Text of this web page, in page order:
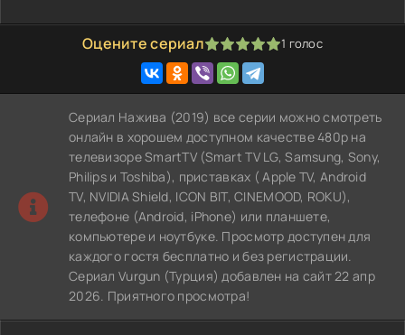
Оцените сериал
1 2 3 4 5 1 голос
Сериал Нажива (2019) все серии можно смотреть
онлайн в хорошем доступном качестве 480p на
телевизоре SmartTV (Smart TV LG, Samsung, Sony,
Philips и Toshiba), приставках ( Apple TV, Android
TV, NVIDIA Shield, ICON BIT, CINEMOOD, ROKU),
телефоне (Android, iPhone) или планшете,
компьютере и ноутбуке. Просмотр доступен для
каждого гостя бесплатно и без регистрации.
Сериал Vurgun (Турция) добавлен на сайт 22 апр
2026. Приятного просмотра!